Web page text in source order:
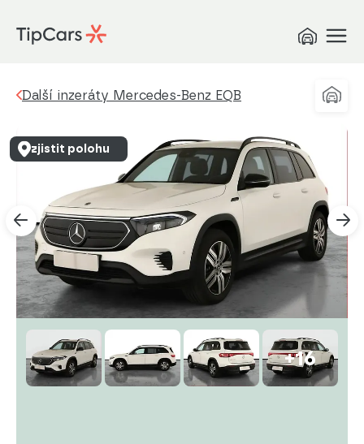
Další inzeráty Mercedes-Benz EQB
+16
zjistit polohu